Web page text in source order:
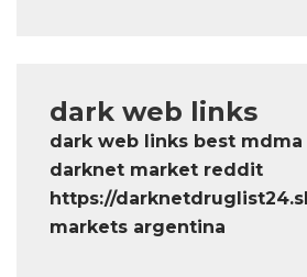
dark web links
dark web links best
darknet market reddit
https://
markets argentina